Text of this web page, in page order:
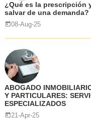
¿Qué es la prescripción
salvar de una demanda?
08-Aug-25
ABOGADO
Y PARTICULARES:
ESPECIALIZADOS
21-Apr-25